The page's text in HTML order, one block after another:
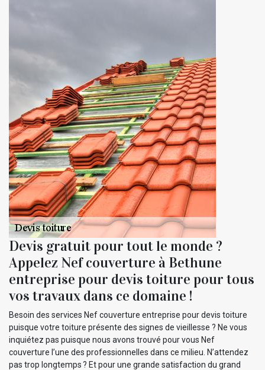
Devis gratuit pour tout le monde ?
Appelez Nef couverture à Bethune
entreprise pour devis toiture pour tous
vos travaux dans ce domaine !
Besoin des services Nef couverture entreprise pour devis toiture
puisque votre toiture présente des signes de vieillesse ? Ne vous
inquiétez pas puisque nous avons trouvé pour vous Nef
couverture l’une des professionnelles dans ce milieu. N’attendez
pas trop longtemps ? Et pour une grande satisfaction du grand